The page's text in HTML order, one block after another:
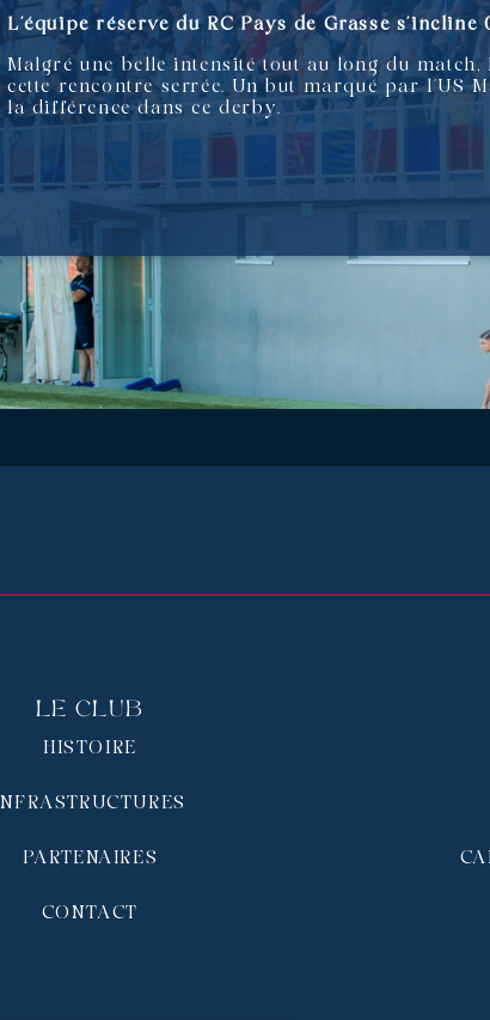
L’équipe réserve du RC Pays de Grasse s’incline
Malgré une belle intensité tout au long du
cette rencontre serrée. Un but marqué par
la différence dans ce derby.
Le Club
HISTOIRE
PARTENAIRES
CONTACT